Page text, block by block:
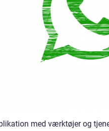
med værktøjer og